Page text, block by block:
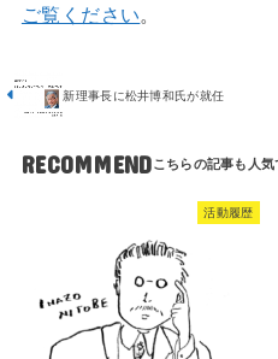
ご覧ください。
新理事長に松井博和氏が就任
RECOMMEND
活動履歴